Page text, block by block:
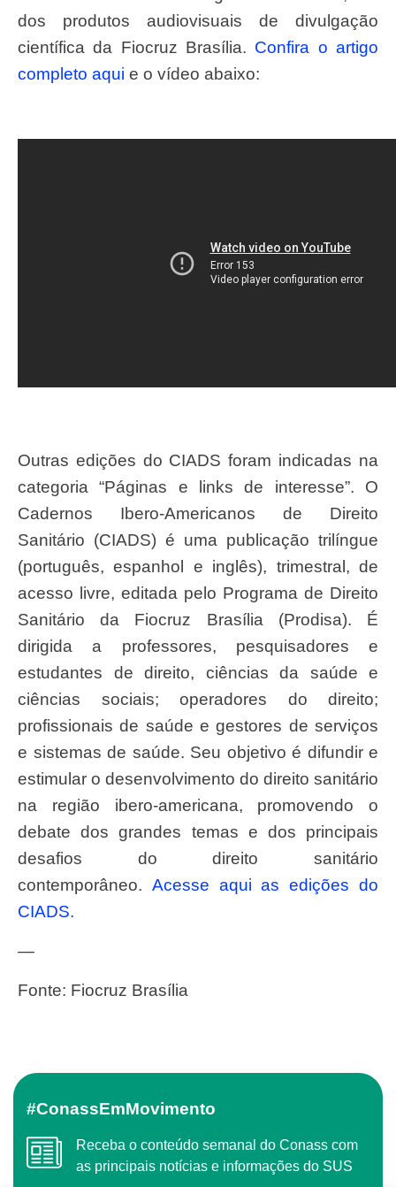
dos produtos audiovisuais de divulgação
científica da Fiocruz Brasília. Confira o artigo
completo aqui e o vídeo abaixo:
Outras edições do CIADS foram indicadas na
categoria “Páginas e links de interesse”. O
Cadernos Ibero-Americanos de Direito
Sanitário (CIADS) é uma publicação trilíngue
(português, espanhol e inglês), trimestral, de
acesso livre, editada pelo Programa de Direito
Sanitário da Fiocruz Brasília (Prodisa). É
dirigida a professores, pesquisadores e
estudantes de direito, ciências da saúde e
ciências sociais; operadores do direito;
profissionais de saúde e gestores de serviços
e sistemas de saúde. Seu objetivo é difundir e
estimular o desenvolvimento do direito sanitário
na região ibero-americana, promovendo o
debate dos grandes temas e dos principais
desafios do direito sanitário
contemporâneo. Acesse aqui as edições do
CIADS.
—
Fonte: Fiocruz Brasília
#ConassEmMovimento
Receba o conteúdo semanal do Conass com
as principais notícias e informações do SUS